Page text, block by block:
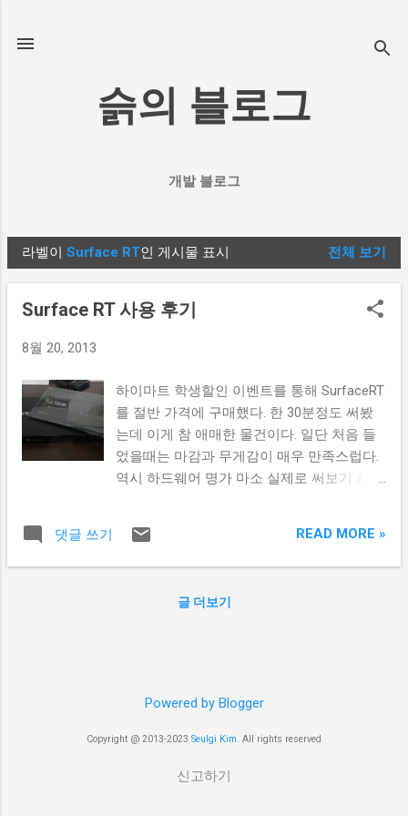
슭의 블로그
개발 블로그
글
라벨이 Surface RT인 게시물 표시 전체 보기
Surface RT 사용 후기
8월 20, 2013
하이마트 학생할인 이벤트를 통해 SurfaceRT
를 절반 가격에 구매했다. 한 30분정도 써봤
는데 이게 참 애매한 물건이다. 일단 처음 들
었을때는 마감과 무게감이 매우 만족스럽다.
역시 하드웨어 명가 마소 실제로 써보기 시작
하는 물건인가. 잘못 산거 아닌가. 돈이 아깝
다. 라는 생각들이 떠오르게 된다. 그러다가
든 물건이란걸 깨닫게 된다. 뭐라 콕찝어서
없다. xbox계정이랑 연동된다고 해서 할만한
조차 할만한게 없다. 게다가 워낙 유저수가
게 쓸만한 앱인지 알 수 없다. 아마 반값할인
댓글 쓰기 READ MORE »
글 더보기
Powered by Blogger
Copyright @ 2013-2023 Seulgi Kim. All rights reserved
신고하기